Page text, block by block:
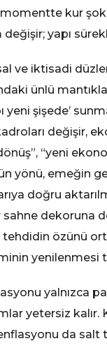
kur
değişir; yapı
ve iktisadi
ünlü
yeni şişede’
değişir,
“yeni
yönü, emeğin
doğru
dekoruna
tehdidin özünü
yenilenmesi
yalnızca
yetersiz
da